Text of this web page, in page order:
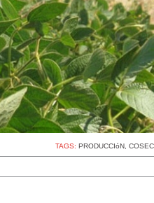
TAGS:PRODUCCIóN ,